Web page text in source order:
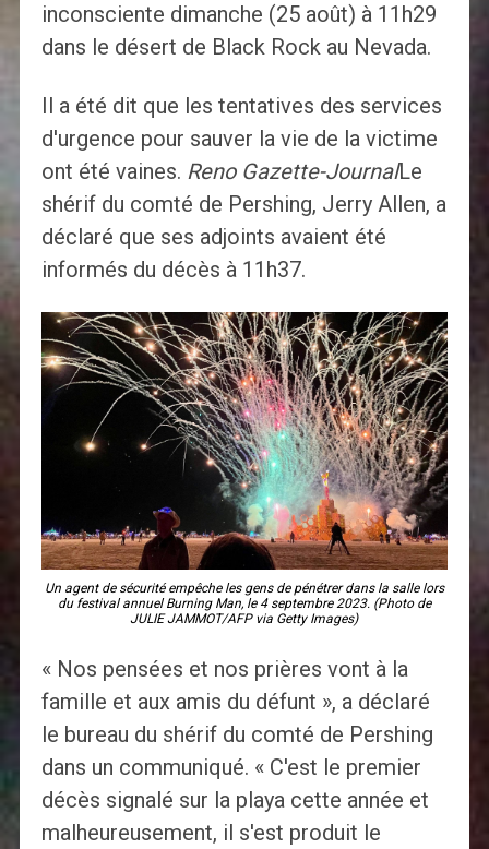
inconsciente dimanche (25 août) à 11h29
dans le désert de Black Rock au Nevada.
Il a été dit que les tentatives des services
d'urgence pour sauver la vie de la victime
ont été vaines. Reno Gazette-JournalLe
shérif du comté de Pershing, Jerry Allen, a
déclaré que ses adjoints avaient été
informés du décès à 11h37.
Un agent de sécurité empêche les gens de pénétrer dans la salle lors
du festival annuel Burning Man, le 4 septembre 2023. (Photo de
JULIE JAMMOT/AFP via Getty Images)
« Nos pensées et nos prières vont à la
famille et aux amis du défunt », a déclaré
le bureau du shérif du comté de Pershing
dans un communiqué. « C'est le premier
décès signalé sur la playa cette année et
malheureusement, il s'est produit le